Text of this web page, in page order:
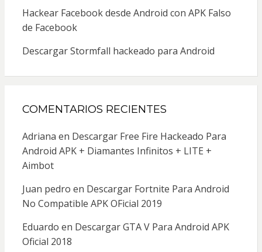
Hackear Facebook desde Android con APK Falso
de Facebook
Descargar Stormfall hackeado para Android
COMENTARIOS RECIENTES
Adriana en Descargar Free Fire Hackeado Para
Android APK + Diamantes Infinitos + LITE +
Aimbot
Juan pedro en Descargar Fortnite Para Android
No Compatible APK OFicial 2019
Eduardo en Descargar GTA V Para Android APK
Oficial 2018